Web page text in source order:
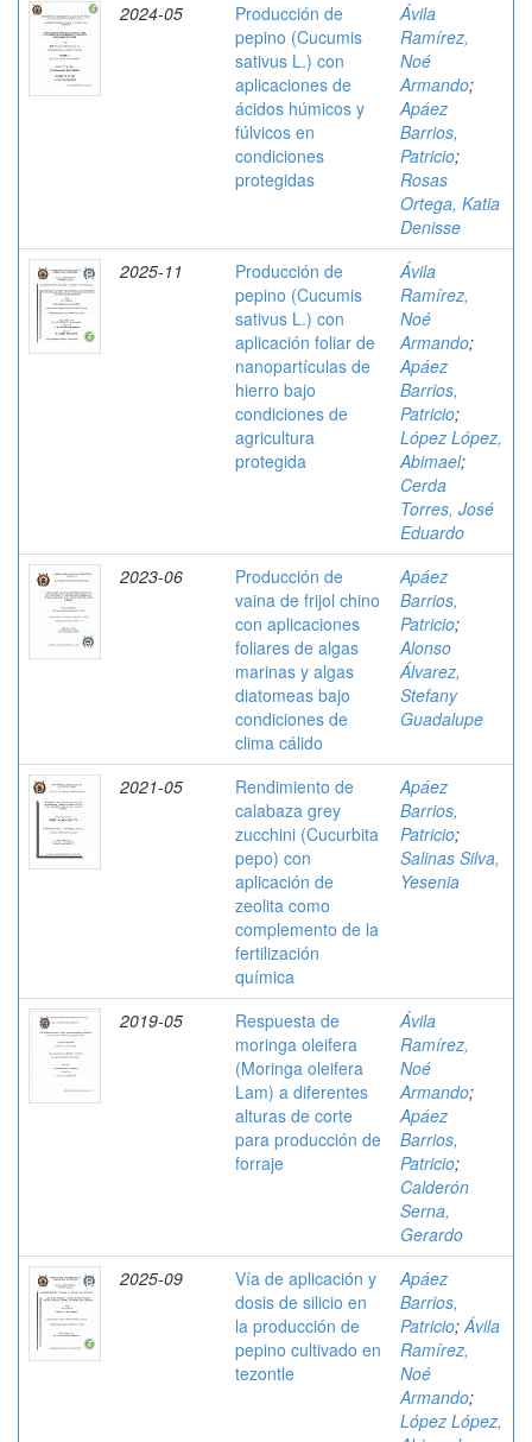
2024-05
Producción de
pepino (Cucumis
sativus L.) con
aplicaciones de
ácidos húmicos y
fúlvicos en
condiciones
protegidas
Ávila
Ramírez,
Noé
Armando;
Apáez
Barrios,
Patricio;
Rosas
Ortega, Katia
Denisse
2025-11
Producción de
pepino (Cucumis
sativus L.) con
aplicación foliar de
nanopartículas de
hierro bajo
condiciones de
agricultura
protegida
Ávila
Ramírez,
Noé
Armando;
Apáez
Barrios,
Patricio;
López López,
Abimael;
Cerda
Torres, José
Eduardo
2023-06
Producción de
vaina de frijol chino
con aplicaciones
foliares de algas
marinas y algas
diatomeas bajo
condiciones de
clima cálido
Apáez
Barrios,
Patricio;
Alonso
Álvarez,
Stefany
Guadalupe
2021-05
Rendimiento de
calabaza grey
zucchini (Cucurbita
pepo) con
aplicación de
zeolita como
complemento de la
fertilización
química
Apáez
Barrios,
Patricio;
Salinas Silva,
Yesenia
2019-05
Respuesta de
moringa oleifera
(Moringa oleifera
Lam) a diferentes
alturas de corte
para producción de
forraje
Ávila
Ramírez,
Noé
Armando;
Apáez
Barrios,
Patricio;
Calderón
Serna,
Gerardo
2025-09
Vía de aplicación y
dosis de silicio en
la producción de
pepino cultivado en
tezontle
Apáez
Barrios,
Patricio;Ávila
Ramírez,
Noé
Armando;
López López,